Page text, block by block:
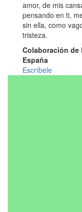
amor, de mis
pensando en ti,
sin ella, como
tristeza.
Colaboración de
España
Escríbele